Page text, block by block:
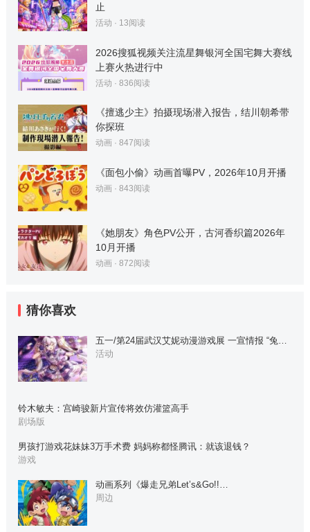
止
活动 · 13阅读
2026搜狐视频关注流星舞银河全国宅舞大赛线
上赛火热进行中
活动 · 836阅读
《擅逃少主》拍摄现场潜入报告，结川朝希带
你探班
动画· 847阅读
《面包小偷》动画首曝PV，2026年10月开播
动画· 843阅读
《她朋友》角色PV公开，古河香织篇2026年
10月开播
动画· 872阅读
猜你喜欢
五一/第24届武汉艾妮动漫游戏展 一宣情报 “兔…
活动
铃木敏夫：宫崎骏新片宣传将效仿灌篮高手
剧场版
男孩打游戏花妹妹3万手术费 妈妈称都怪腾讯：就该退钱？
游戏
动画系列《爆走兄弟Let’s&Go!!…
周边